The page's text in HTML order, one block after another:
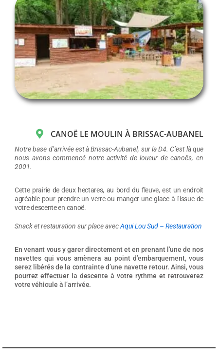
CANOË LE MOULIN À BRISSAC-AUBANEL
Notre base d’arrivée est à Brissac-Aubanel, sur la D4. C’est là que
nous avons commencé notre activité de loueur de canoës, en
2001.
Cette prairie de deux hectares, au bord du fleuve, est un endroit
agréable pour prendre un verre ou manger une glace à l’issue de
votre descente en canoë.
Snack et restauration sur place avecAqui Lou Sud – Restauration
En venant vous y garer directement et en prenant l’une de nos
navettes qui vous amènera au point d’embarquement, vous
serez libérés de la contrainte d’une navette retour. Ainsi, vous
pourrez effectuer la descente à votre rythme et retrouverez
votre véhicule à l’arrivée.